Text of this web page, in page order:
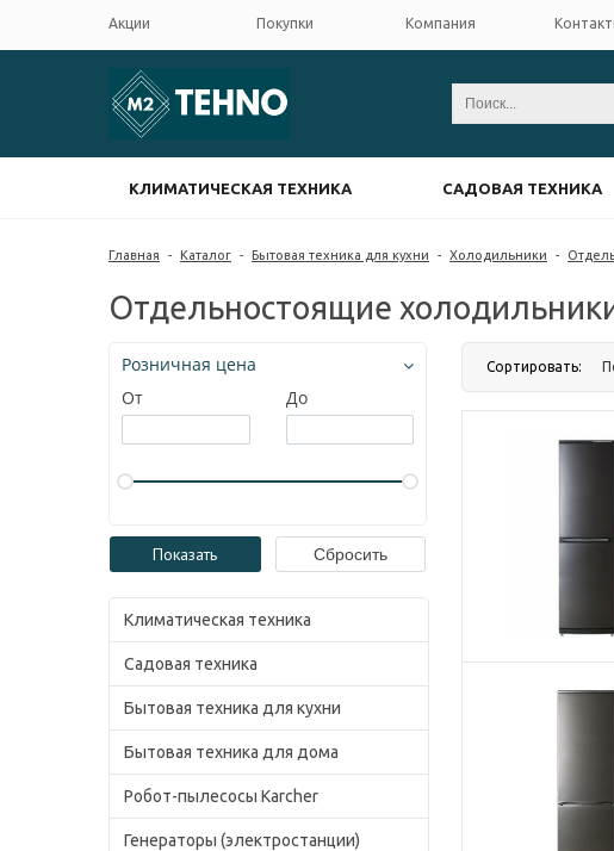
Акции Покупки Компания
КЛИМАТИЧЕСКАЯ ТЕХНИКА САДОВАЯ ТЕХНИКА
Главная - Каталог - Бытовая техника для кухни - Холодильники -
Отдельностоящие
Розничная цена
От
До
Климатическая техника
Садовая техника
Бытовая техника для кухни
Бытовая техника для дома
Робот-пылесосы Karcher
Генераторы (электростанции)
Сортировать: